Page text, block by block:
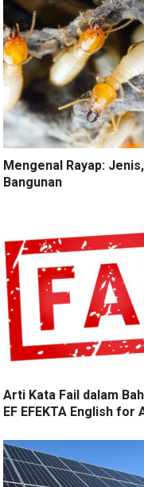
Mengenal Rayap:
Bangunan
Arti Kata Fail dalam
EF EFEKTA English for